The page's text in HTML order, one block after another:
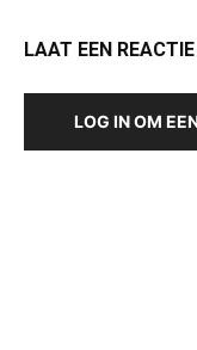
LAAT EEN
LOG IN OM